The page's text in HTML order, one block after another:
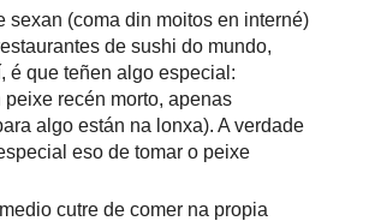
sexan (coma din moitos en interné)
de sushi do mundo,
é que teñen algo especial:
recén morto, apenas
algo están na lonxa). A verdade
eso de tomar o peixe
cutre de comer na propia